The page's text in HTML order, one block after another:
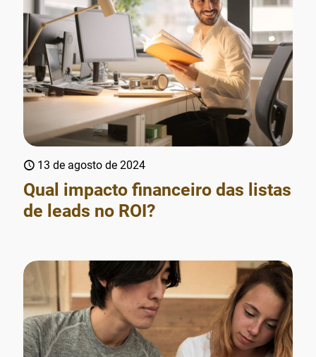
13 de agosto de 2024
Qual impacto financeiro das listas
de leads no ROI?